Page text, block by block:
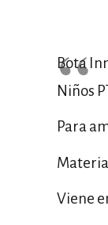
Bota
Niños
Para
Viene